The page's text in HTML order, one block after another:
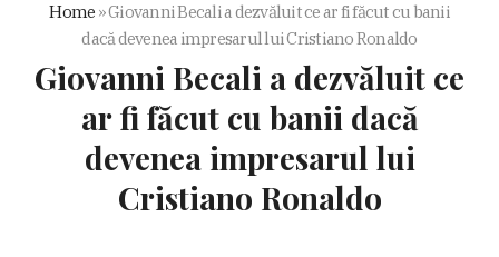
Home »Giovanni Becali a dezvăluit ce ar fi făcut cu banii
dacă devenea impresarul lui Cristiano Ronaldo
Giovanni Becali a dezvăluit ce
ar fi făcut cu banii dacă
devenea impresarul lui
Cristiano Ronaldo